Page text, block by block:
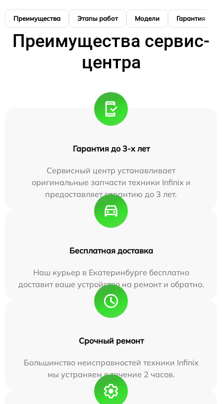
Преимущества Этапы работ Модели Гарантия
Преимущества сервис-
центра
Гарантия до 3-х лет
Сервисный центр устанавливает
оригинальные запчасти техники Infinix и
предоставляет гарантию до 3 лет.
Бесплатная доставка
Наш курьер в Екатеринбурге бесплатно
доставит ваше устройство на ремонт и обратно.
Срочный ремонт
Большинство неисправностей техники Infinix
мы устраняем в течение 2 часов.